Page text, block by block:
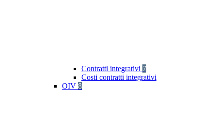
Contratti integrativi 7
Costi contratti integrativi
OIV 8